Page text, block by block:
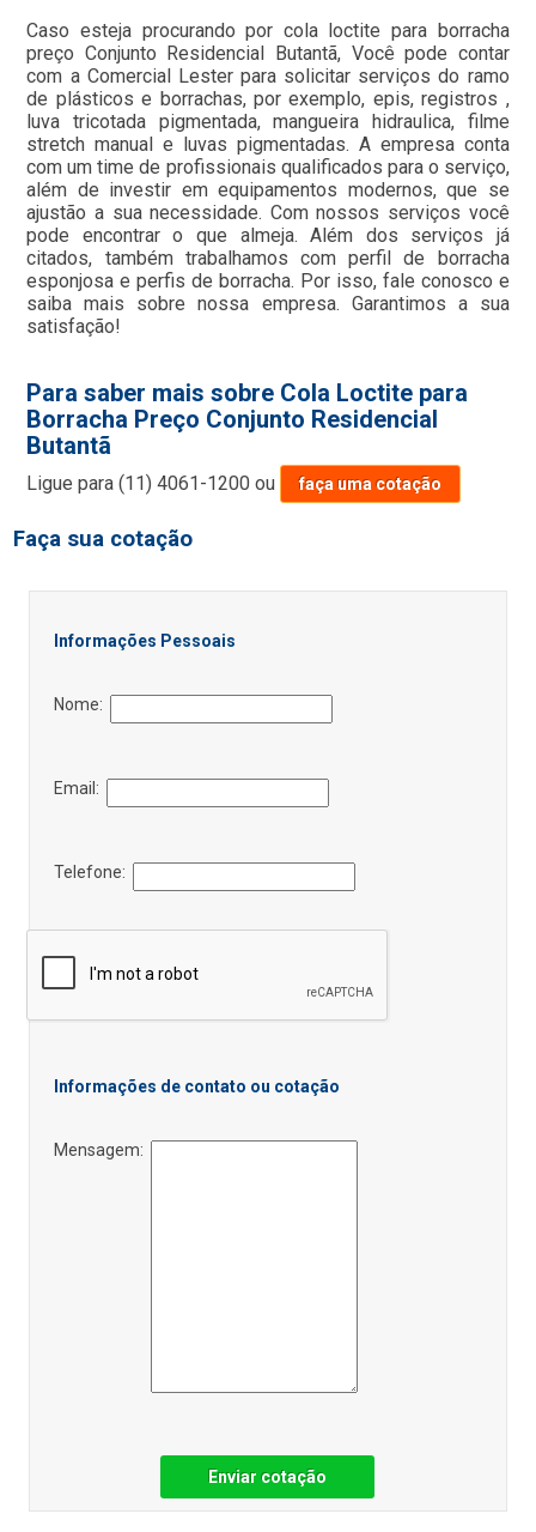
Caso esteja procurando por cola loctite para borracha
preço Conjunto Residencial Butantã, Você pode contar
com a Comercial Lester para solicitar serviços do ramo
de plásticos e borrachas, por exemplo, epis, registros ,
luva tricotada pigmentada, mangueira hidraulica, filme
stretch manual e luvas pigmentadas. A empresa conta
com um time de profissionais qualificados para o serviço,
além de investir em equipamentos modernos, que se
ajustão a sua necessidade. Com nossos serviços você
pode encontrar o que almeja. Além dos serviços já
citados, também trabalhamos com perfil de borracha
esponjosa e perfis de borracha. Por isso, fale conosco e
saiba mais sobre nossa empresa. Garantimos a sua
satisfação!
Para saber mais sobre Cola Loctite para
Borracha Preço Conjunto Residencial
Butantã
Ligue para(11) 4061-1200 ou faça uma cotação
Faça sua cotação
Informações Pessoais
Nome:
Email:
Telefone:
Informações de contato ou cotação
Mensagem:
Enviar cotação